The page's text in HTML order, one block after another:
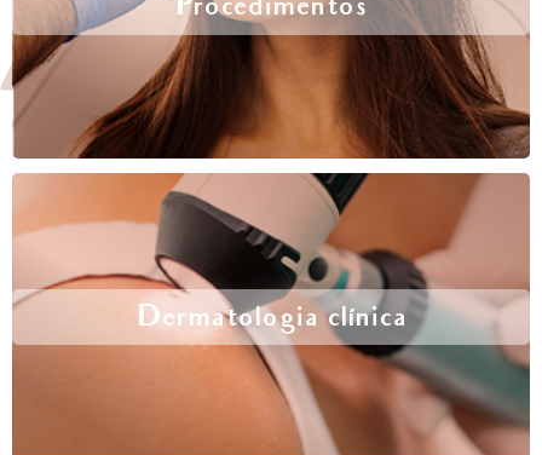
Procedimentos
Dermatologia clínica